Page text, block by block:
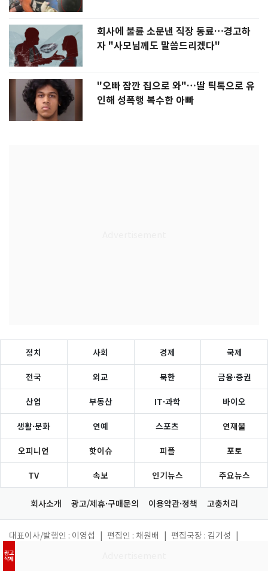
회사에 불륜 소문낸 직장 동료…경고하
자 "사모님께도 말씀드리겠다"
"오빠 잠깐 집으로 와"…딸 틱톡으로 유
인해 성폭행 복수한 아빠
광고
삭제
정치 사회 경제 국제
전국 외교 북한 금융·증권
산업 부동산 IT·과학 바이오
생활·문화 연예 스포츠 연재물
오피니언 핫이슈 피플 포토
TV 속보 인기뉴스 주요뉴스
회사소개 광고/제휴·구매문의 이용약관·정책 고충처리
대표이사/발행인 : 이영섭 편집인 : 채원배 편집국장 : 김기성
주소 : 서울시 종로구 종로 47 (공평동,SC빌딩17층)
사업자등록번호 : 101-86-62870